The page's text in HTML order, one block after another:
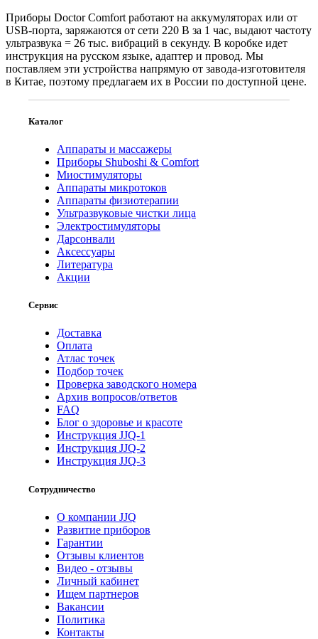
Приборы Doctor Comfort работают на аккумуляторах или от
USB-порта, заряжаются от сети 220 В за 1 час, выдают частоту
ультразвука = 26 тыс. вибраций в секунду. В коробке идет
инструкция на русском языке, адаптер и провод. Мы
поставляем эти устройства напрямую от завода-изготовителя
в Китае, поэтому предлагаем их в России по доступной цене.
Каталог
Аппараты и массажеры
Приборы Shuboshi & Comfort
Миостимуляторы
Аппараты микротоков
Аппараты физиотерапии
Ультразвуковые чистки лица
Электростимуляторы
Дарсонвали
Аксессуары
Литература
Акции
Сервис
Доставка
Оплата
Атлас точек
Подбор точек
Проверка заводского номера
Архив вопросов/ответов
FAQ
Блог о здоровье и красоте
Инструкция JJQ-1
Инструкция JJQ-2
Инструкция JJQ-3
Сотрудничество
О компании JJQ
Развитие приборов
Гарантии
Отзывы клиентов
Видео - отзывы
Личный кабинет
Ищем партнеров
Вакансии
Политика
Контакты